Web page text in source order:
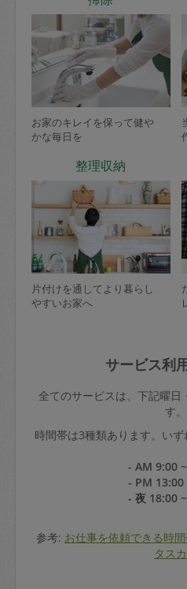
お家のキレイを保って健や
かな毎日を
整理収納
片付けを通してより暮らし
やすいお家へ
サービス利
全てのサービスは、下記曜日
す。
時間帯は3種類あります。いず
- AM 9:00
- PM 13:00
- 夜 18:00
参考: お仕事を依頼できる時
タス